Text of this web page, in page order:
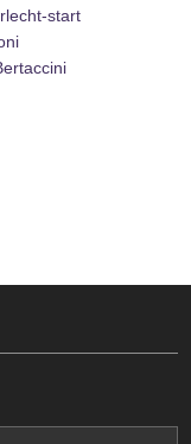
start